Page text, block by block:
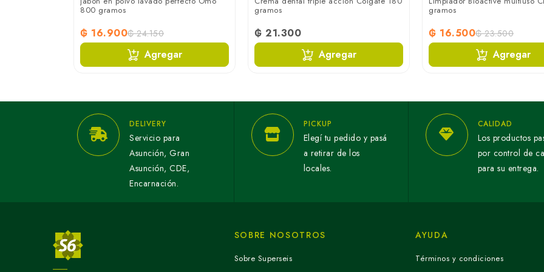
800 gramos
₲ 16.900₲ 24.150
Agregar
gramos
₲ 21.300
Agregar
gramos
₲ 16.500₲ 23.500
Agregar
DELIVERY
Servicio para
Asunción, Gran
Asunción, CDE,
Encarnación.
PICKUP
Elegí tu pedido y pasá
a retirar de los
locales.
CALIDAD
Los productos
por control de
para su entrega.
SOBRE NOSOTROS
Sobre Superseis
AYUDA
Términos y condiciones